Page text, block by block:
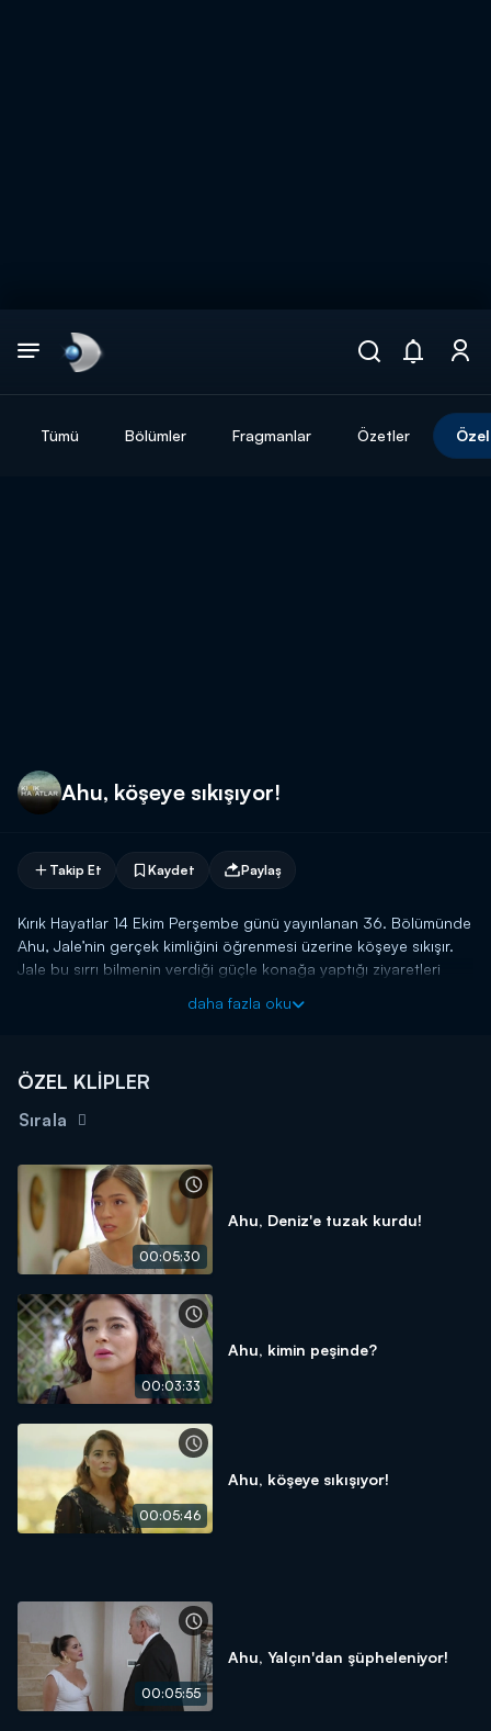
Tümü Bölümler Fragmanlar Özetler
Ahu, köşeye sıkışıyor!
Takip Et Kaydet Paylaş
Kırık Hayatlar 14 Ekim Perşembe günü yayınlanan 36. Bölümünde
Ahu, Jale’nin gerçek kimliğini öğrenmesi üzerine köşeye sıkışır.
Jale bu sırrı bilmenin verdiği güçle konağa yaptığı ziyaretleri
Ahu iyice köşeye sıkışıyor!
daha fazla oku
ÖZEL KLİPLER
Sırala
00:05:30
Ahu, Deniz'e tuzak kurdu!
00:03:33
Ahu, kimin peşinde?
00:05:46
Ahu, köşeye sıkışıyor!
00:05:55
Ahu, Yalçın'dan şüpheleniyor!